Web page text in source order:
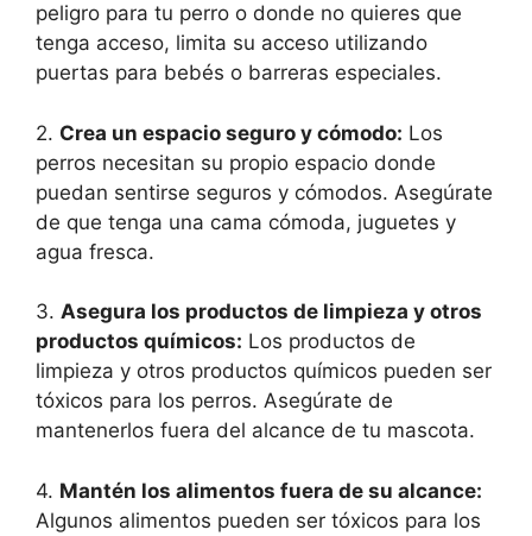
peligro para tu perro o donde no quieres que
tenga acceso, limita su acceso utilizando
puertas para bebés o barreras especiales.
2. Crea un espacio seguro y cómodo: Los
perros necesitan su propio espacio donde
puedan sentirse seguros y cómodos. Asegúrate
de que tenga una cama cómoda, juguetes y
agua fresca.
3. Asegura los productos de limpieza y otros
productos químicos: Los productos de
limpieza y otros productos químicos pueden ser
tóxicos para los perros. Asegúrate de
mantenerlos fuera del alcance de tu mascota.
4. Mantén los alimentos fuera de su alcance:
Algunos alimentos pueden ser tóxicos para los